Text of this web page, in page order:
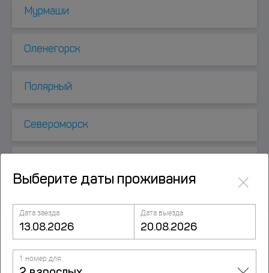
Мурмаши
Оленегорск
Полярный
Североморск
Посмотрите также
Выберите даты проживания ×
Дата заезда Дата выезда
1 номер для